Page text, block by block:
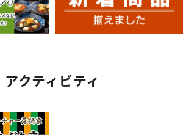
アクティビティ